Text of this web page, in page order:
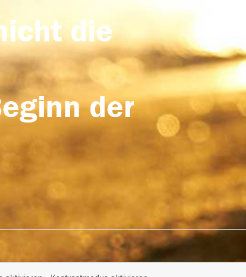
die
der